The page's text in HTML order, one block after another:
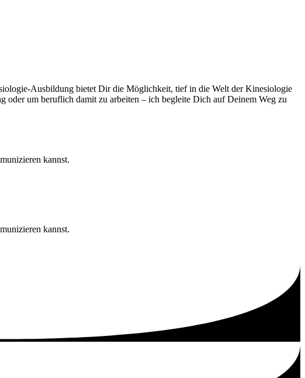
Ausbildung bietet Dir die Möglichkeit, tief in die Welt der Kinesiologie
um beruflich damit zu arbeiten – ich begleite Dich auf Deinem Weg zu
kannst.
kannst.